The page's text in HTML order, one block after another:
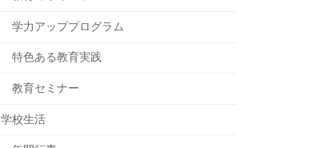
学力アッププログラム
特色ある教育実践
教育セミナー
学校生活